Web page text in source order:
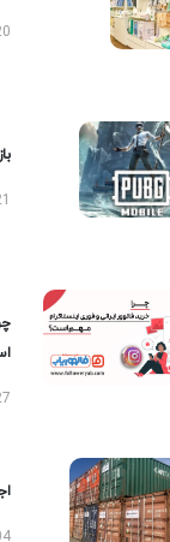
20 تیر 1405
27 مرداد 1404
04 اسفند 1404